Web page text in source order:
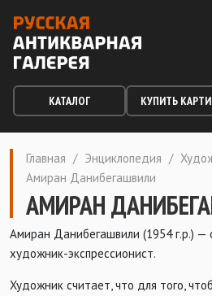
КАТАЛОГ КУПИТЬ
Главная / Энциклопедия /
Амиран Данибегашвили
АМИРАН
Амиран Данибегашвили (1954 г.р.) —
художник-экспрессионист.
Художник считает, что для того,